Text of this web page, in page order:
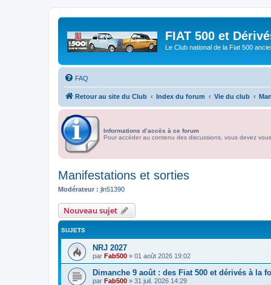
FIAT 500 et
Le Club national de la Fiat 500
FAQ
Retour au site du Club Index du forum Vie du club
Informations d’accès à ce forum
Pour accéder au contenu des discussions, vous devez
Manifestations et sorties
Modérateur : jln51390
Nouveau sujet
SUJETS
NRJ 2027
par Fab500 » 01 août 2026 19:02
Dimanche 9 août : des Fiat 500 et dérivés à la
par Fab500 » 31 juil. 2026 14:29